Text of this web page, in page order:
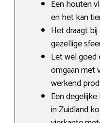
Een houten
en het kan
Het draagt
gezellige
Let wel
omgaan met
werkend
Een
in Zuidland